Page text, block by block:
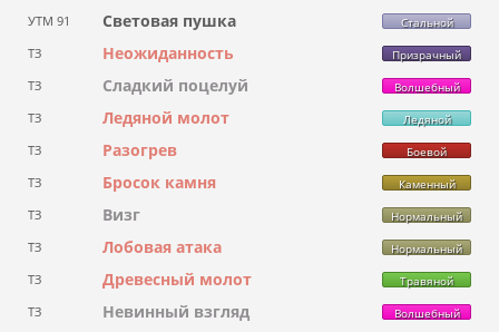
УТМ 91 Световая пушка Стальной
ТЗ Неожиданность Призрачный
ТЗ Сладкий поцелуй Волшебный
ТЗ Ледяной молот Ледяной
ТЗ Разогрев Боевой
ТЗ Бросок камня Каменный
ТЗ Визг Нормальный
ТЗ Лобовая атака Нормальный
ТЗ Древесный молот Травяной
ТЗ Невинный взгляд Волшебный